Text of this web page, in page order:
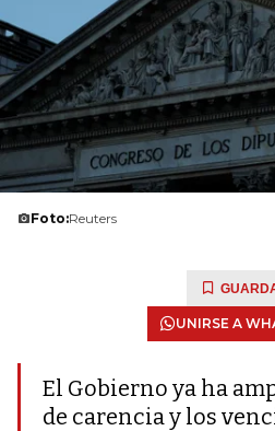
Foto:Reuters
UNIRSE A
El Gobierno ya ha
de carencia y los